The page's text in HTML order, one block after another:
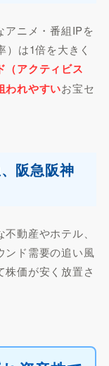
アニメ・番組IPを
は1倍を大きく
（アクティビス
われやすいお宝セ
阪急阪神
動産やホテル、
ンド需要の追い風
株価が安く放置さ